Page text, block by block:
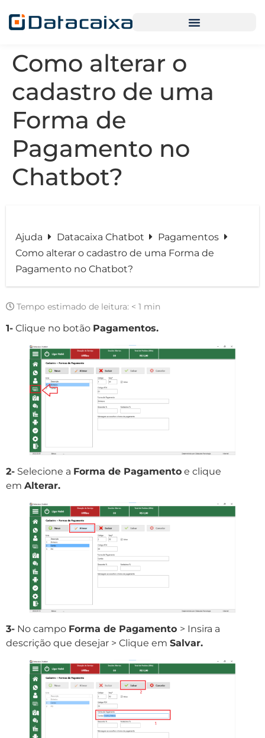
Como alterar o
cadastro de uma
Forma de
Pagamento no
Chatbot?
Ajuda Datacaixa Chatbot
Pagamentos
Como alterar o cadastro de uma Forma de
Pagamento no Chatbot?
Tempo estimado de leitura: < 1 min
1- Clique no botão Pagamentos.
2- Selecione a Forma de Pagamento e clique
em Alterar.
3- No campo Forma de Pagamento > Insira a
descrição que desejar > Clique em Salvar.